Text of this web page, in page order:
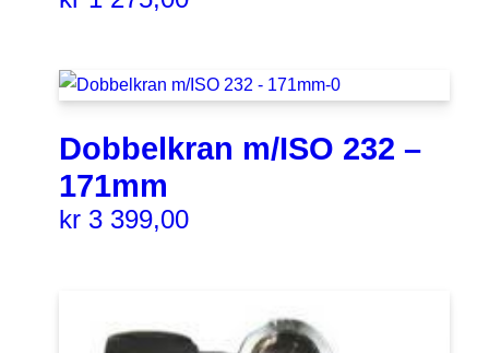
Dobbelkran m/ISO 232 –
171mm
kr 3 399,00